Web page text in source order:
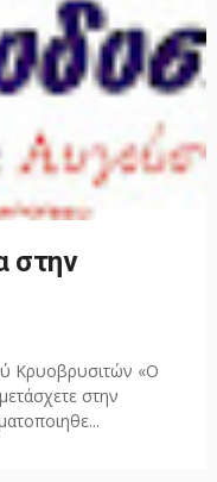
στην
Κρυοβρυσιτών «Ο
στην